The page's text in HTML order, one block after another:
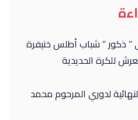
” ذكور ” شباب أطلس خنيفرة
للكرة الحديدية
لدوري المرحوم محمد